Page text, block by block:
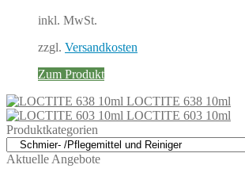
inkl. MwSt.
zzgl. Versandkosten
Zum Produkt
LOCTITE 638 10ml
LOCTITE 603 10ml
Produktkategorien
Aktuelle Angebote